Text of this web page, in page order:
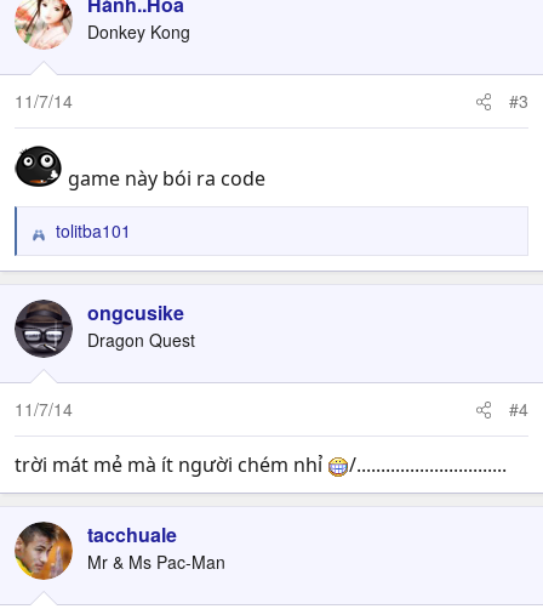
Donkey Kong
11/7/14 #3
game này bói ra code
R
e
c
t
i
o
n
tolitba101
ongcusike
Dragon Quest
11/7/14 #4
trời mát mẻ mà ít người chém nhỉ /...............................
tacchuale
Mr & Ms Pac-Man